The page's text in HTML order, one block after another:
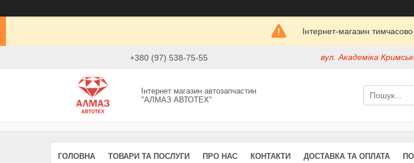
Інтернет-магазин
+380 (97) 538-75-55 вул. Академіка
Інтернет магазин автозапчастин
"АЛМАЗ АВТОТЕХ"
ГОЛОВНА ТОВАРИ ТА ПОСЛУГИ ПРО НАС КОНТАКТИ ДОСТАВКА ТА ОПЛАТА